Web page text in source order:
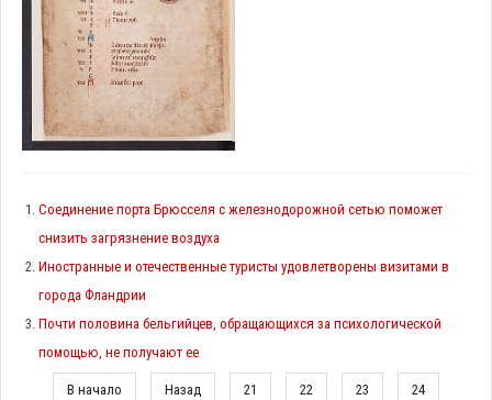
Cоединение порта Брюсселя с железнодорожной сетью поможет
снизить загрязнение воздуха
Иностранные и отечественные туристы удовлетворены визитами в
города Фландрии
Почти половина бельгийцев, обращающихся за психологической
помощью, не получают ее
В начало Назад 21 22 23 24